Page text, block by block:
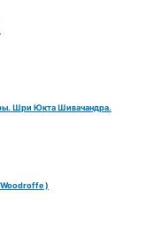
Шри Юкта Шивачандра.
)